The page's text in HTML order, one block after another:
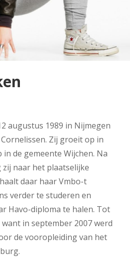
augustus 1989 in Nijmegen
Zij groeit op in
de gemeente Wijchen. Na
naar het plaatselijke
daar haar Vmbo-t
verder te studeren en
Havo-diploma te halen. Tot
in september 2007 werd
de vooropleiding van het